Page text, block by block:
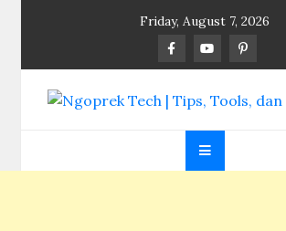
Friday, August 7, 2026
Ngoprek Tech
Tools, dan